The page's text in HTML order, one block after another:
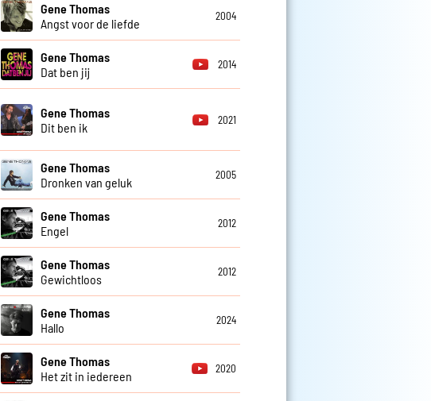
Gene Thomas
Angst voor de liefde
2004
Gene Thomas
Dat ben jij
2014
Gene Thomas
Dit ben ik
2021
Gene Thomas
Dronken van geluk
2005
Gene Thomas
Engel
2012
Gene Thomas
Gewichtloos
2012
Gene Thomas
Hallo
2024
Gene Thomas
Het zit in iedereen
2020